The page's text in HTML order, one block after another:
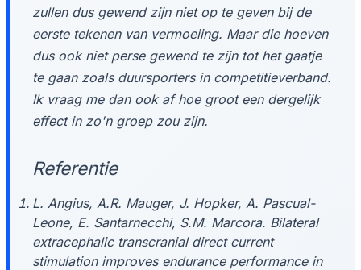
zullen dus gewend zijn niet op te geven bij de
eerste tekenen van vermoeiing. Maar die hoeven
dus ook niet perse gewend te zijn tot het gaatje
te gaan zoals duursporters in competitieverband.
Ik vraag me dan ook af hoe groot een dergelijk
effect in zo'n groep zou zijn.
Referentie
L. Angius, A.R. Mauger, J. Hopker, A. Pascual-
Leone, E. Santarnecchi, S.M. Marcora. Bilateral
extracephalic transcranial direct current
stimulation improves endurance performance in